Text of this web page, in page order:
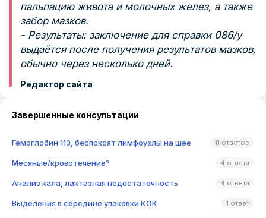
пальпацию живота и молочных желез, а также
забор мазков.
- Результаты: заключение для справки 086/у
выдаётся после получения результатов мазков,
обычно через несколько дней.
Редактор сайта
Завершенные консультации
Гемоглобин 113, беспокоят лимфоузлы на шее 11 ответов
Месяные/кровотечение? 4 ответа
Анализ кала, лактазная недостаточность 4 ответа
Выделения в середине упаковки КОК 1 ответ